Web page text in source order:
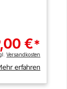
€*
Versandkosten
erfahren